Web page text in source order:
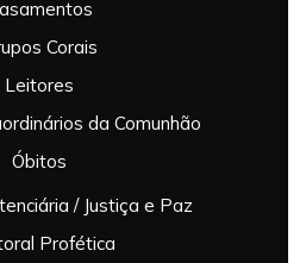
Corais
Leitores
da Comunhão
Óbitos
/ Justiça e Paz
Profética